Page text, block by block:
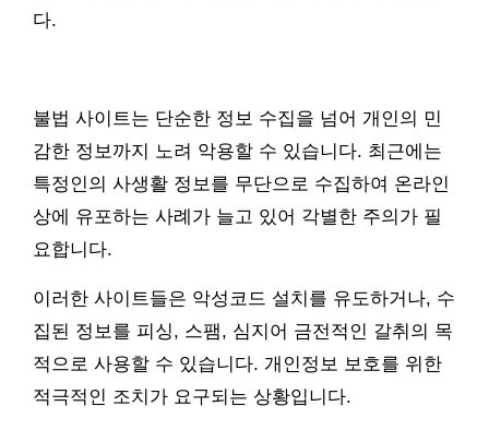
다.
불법 사이트는 단순한 정보 수집을 넘어 개인의 민
감한 정보까지 노려 악용할 수 있습니다. 최근에는
특정인의 사생활 정보를 무단으로 수집하여 온라인
상에 유포하는 사례가 늘고 있어 각별한 주의가 필
요합니다.
이러한 사이트들은 악성코드 설치를 유도하거나, 수
집된 정보를 피싱, 스팸, 심지어 금전적인 갈취의 목
적으로 사용할 수 있습니다. 개인정보 보호를 위한
적극적인 조치가 요구되는 상황입니다.